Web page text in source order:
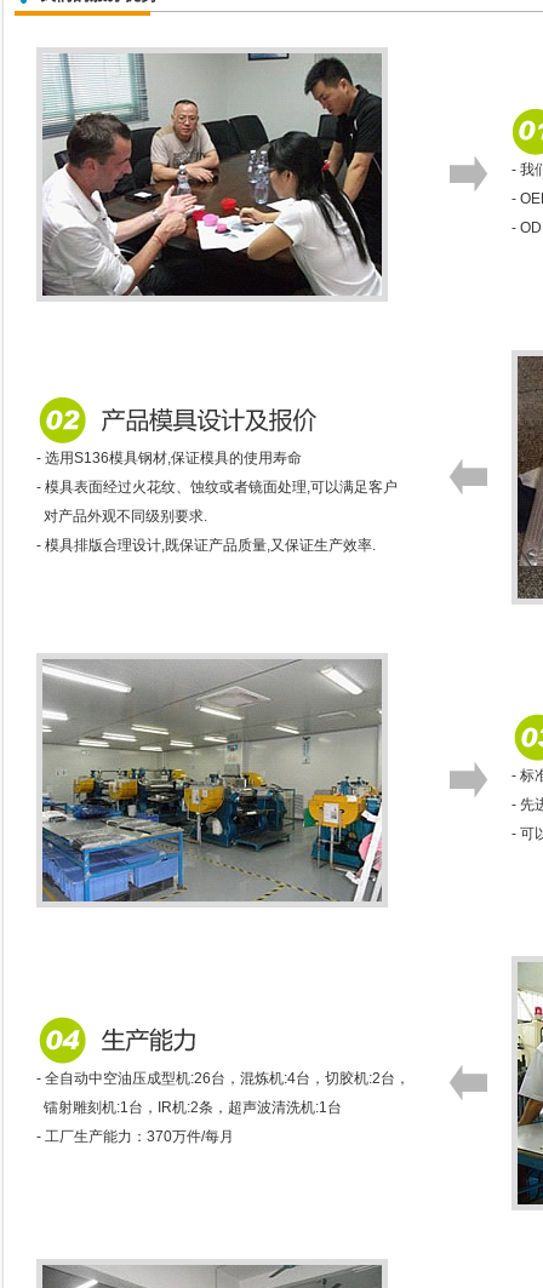
- 我
-
-
- 选用S136模具钢材,保证模具的使用寿命
- 模具表面经过火花纹、蚀纹或者镜面处理,可以满足客户
对产品外观不同级别要求.
- 模具排版合理设计,既保证产品质量,又保证生产效率.
- 标
- 先
- 可
- 全自动中空油压成型机:26台，混炼机:4台，切胶机:2台，
镭射雕刻机:1台，IR机:2条，超声波清洗机:1台
- 工厂生产能力：370万件/每月